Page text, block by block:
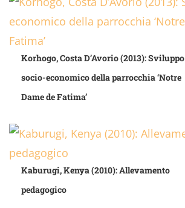
Korhogo, Costa D’Avorio (2013): Sviluppo
socio-economico della parrocchia ‘Notre
Dame de Fatima’
Kaburugi, Kenya (2010): Allevamento
pedagogico